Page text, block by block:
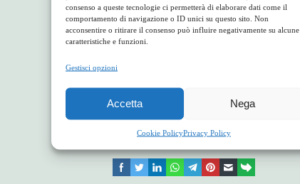
consenso a queste tecnologie ci permetterà di elaborare dati come il
comportamento di navigazione o ID unici su questo sito. Non
acconsentire o ritirare il consenso può influire negativamente su alcune
caratteristiche e funzioni.
Gestisci opzioni
Accetta Nega
Cookie PolicyPrivacy Policy
Costo a persona: 25 euro (vini, bibite e coperto
esclusi)
Prenotazione obbligatoria
Appuntamenti
facebooktwitterlinkedinwhatsapptelegram
pinterest email link